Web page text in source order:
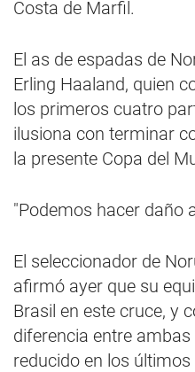
Costa de Marfil.
El as de espadas de
Erling Haaland, quien
los primeros cuatro
ilusiona con terminar
la presente Copa del
"Podemos hacer daño
El seleccionador de
afirmó ayer que su
Brasil en este cruce, y
diferencia entre
reducido en los últimos